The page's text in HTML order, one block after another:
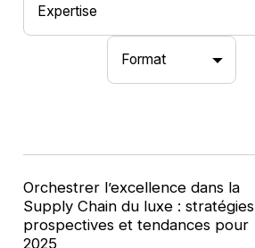
Format
Expertise
10
résultats
Orchestrer l’excellence dans la
Supply Chain du luxe : stratégies
prospectives et tendances pour
2025